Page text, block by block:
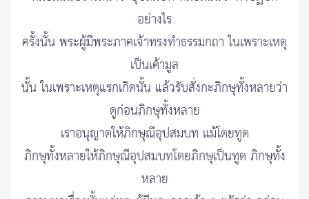
อย่างไร
ครั้งนั้น พระผู้มีพระภาคเจ้าทรงทำธรรมกถา ในเพราะเหตุ
เป็นเค้ามูล
นั้น ในเพราะเหตุแรกเกิดนั้น แล้วรับสั่งกะภิกษุทั้งหลายว่า
ดูก่อนภิกษุทั้งหลาย
เราอนุญาตให้ภิกษุณีอุปสมบท แม้โดยทูต
ภิกษุทั้งหลายให้ภิกษุณีอุปสมบทโดยภิกษุเป็นทูต ภิกษุทั้ง
หลาย